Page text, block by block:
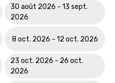
30 août 2026 - 13 sept.
2026
8 oct. 2026 - 12 oct. 2026
23 oct. 2026 - 26 oct.
2026